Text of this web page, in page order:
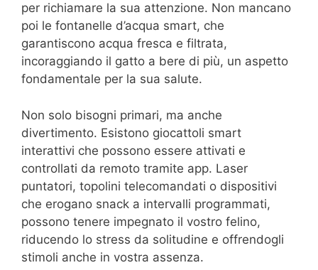
per richiamare la sua attenzione. Non mancano
poi le fontanelle d’acqua smart, che
garantiscono acqua fresca e filtrata,
incoraggiando il gatto a bere di più, un aspetto
fondamentale per la sua salute.
Non solo bisogni primari, ma anche
divertimento. Esistono giocattoli smart
interattivi che possono essere attivati e
controllati da remoto tramite app. Laser
puntatori, topolini telecomandati o dispositivi
che erogano snack a intervalli programmati,
possono tenere impegnato il vostro felino,
riducendo lo stress da solitudine e offrendogli
stimoli anche in vostra assenza.